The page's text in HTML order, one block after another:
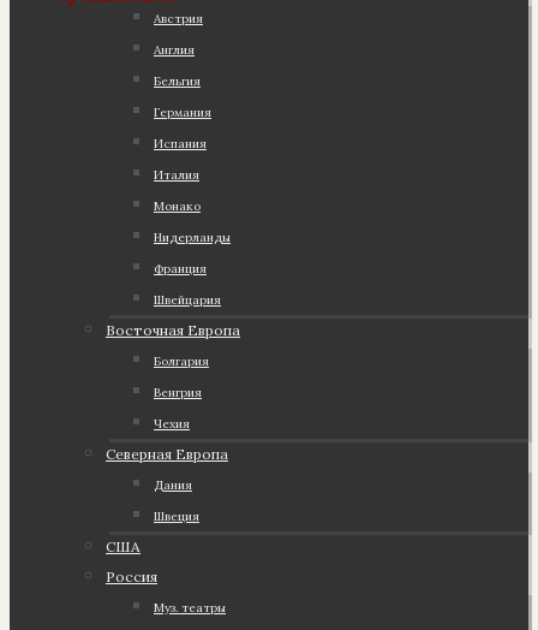
Австрия
Англия
Бельгия
Германия
Испания
Италия
Монако
Нидерланды
Франция
Швейцария
Восточная Европа
Болгария
Венгрия
Чехия
Северная Европа
Дания
Швеция
США
Россия
Муз. театры